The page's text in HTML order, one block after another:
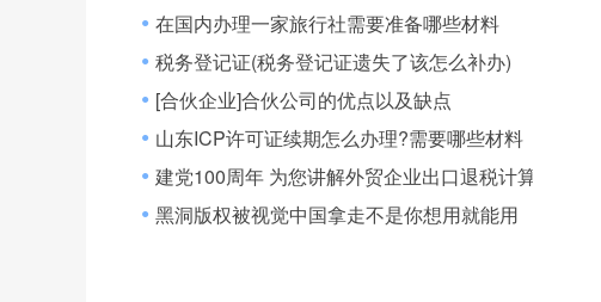
● 在国内办理一家旅行社需要准备哪些材料
● 税务登记证(税务登记证遗失了该怎么补办)
● [合伙企业]合伙公司的优点以及缺点
● 山东ICP许可证续期怎么办理?需要哪些材料
● 建党100周年 为您讲解外贸企业出口退税计算方法介绍
● 黑洞版权被视觉中国拿走不是你想用就能用